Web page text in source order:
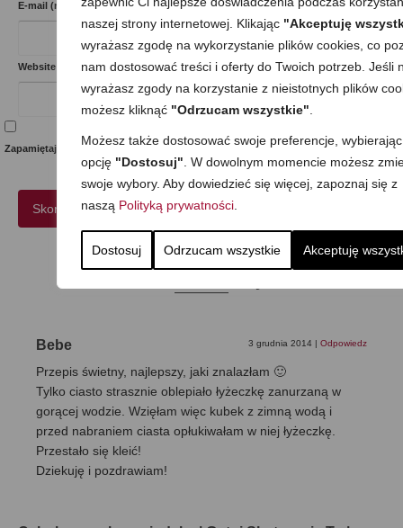
naszej strony internetowej. Klikając "Akceptuję
wyrażasz zgodę na wykorzystanie plików cookies, co
nam dostosować treści i oferty do Twoich potrzeb. Jeśli
wyrażasz zgody na korzystanie z nieistotnych plików
możesz kliknąć "Odrzucam wszystkie"
Możesz także dostosować swoje preferencje, wybierając
opcję "Dostosuj" . W dowolnym momencie możesz
swoje wybory. Aby dowiedzieć się więcej, zapoznaj się z
naszą Polityką prywatności.
Dostosuj Odrzucam wszystkie Akceptuję
E-mail (nie będzie opublikowany)*
Website
Zapamiętaj moje dane w tej przeglądarce podczas pisania kolejnych komentarzy.
7 komentarzy
Bebe 3 grudnia 2014 Odpowiedz
Przepis świetny, najlepszy, jaki znalazłam 🙂
Tylko ciasto strasznie oblepiało łyżeczkę zanurzaną w
gorącej wodzie. Wzięłam więc kubek z zimną wodą i
przed nabraniem ciasta opłukiwałam w niej łyżeczkę.
Przestało się kleić!
Dziekuję i pozdrawiam!